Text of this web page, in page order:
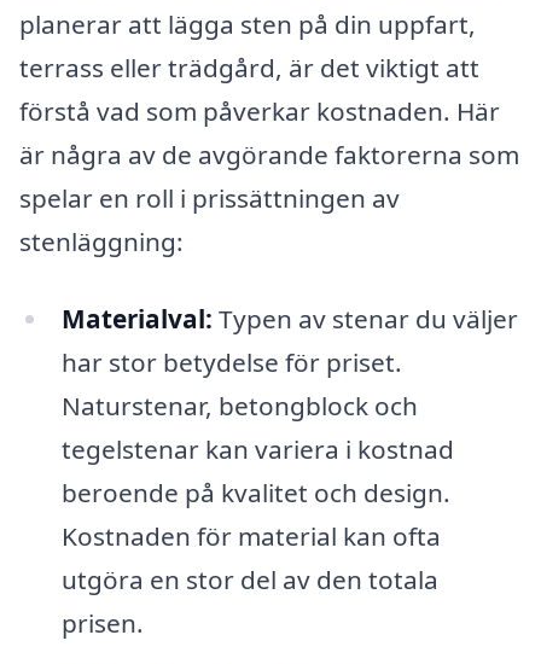
planerar att lägga sten på din uppfart,
terrass eller trädgård, är det viktigt att
förstå vad som påverkar kostnaden. Här
är några av de avgörande faktorerna som
spelar en roll i prissättningen av
stenläggning:
Materialval: Typen av stenar du väljer
har stor betydelse för priset.
Naturstenar, betongblock och
tegelstenar kan variera i kostnad
beroende på kvalitet och design.
Kostnaden för material kan ofta
utgöra en stor del av den totala
prisen.